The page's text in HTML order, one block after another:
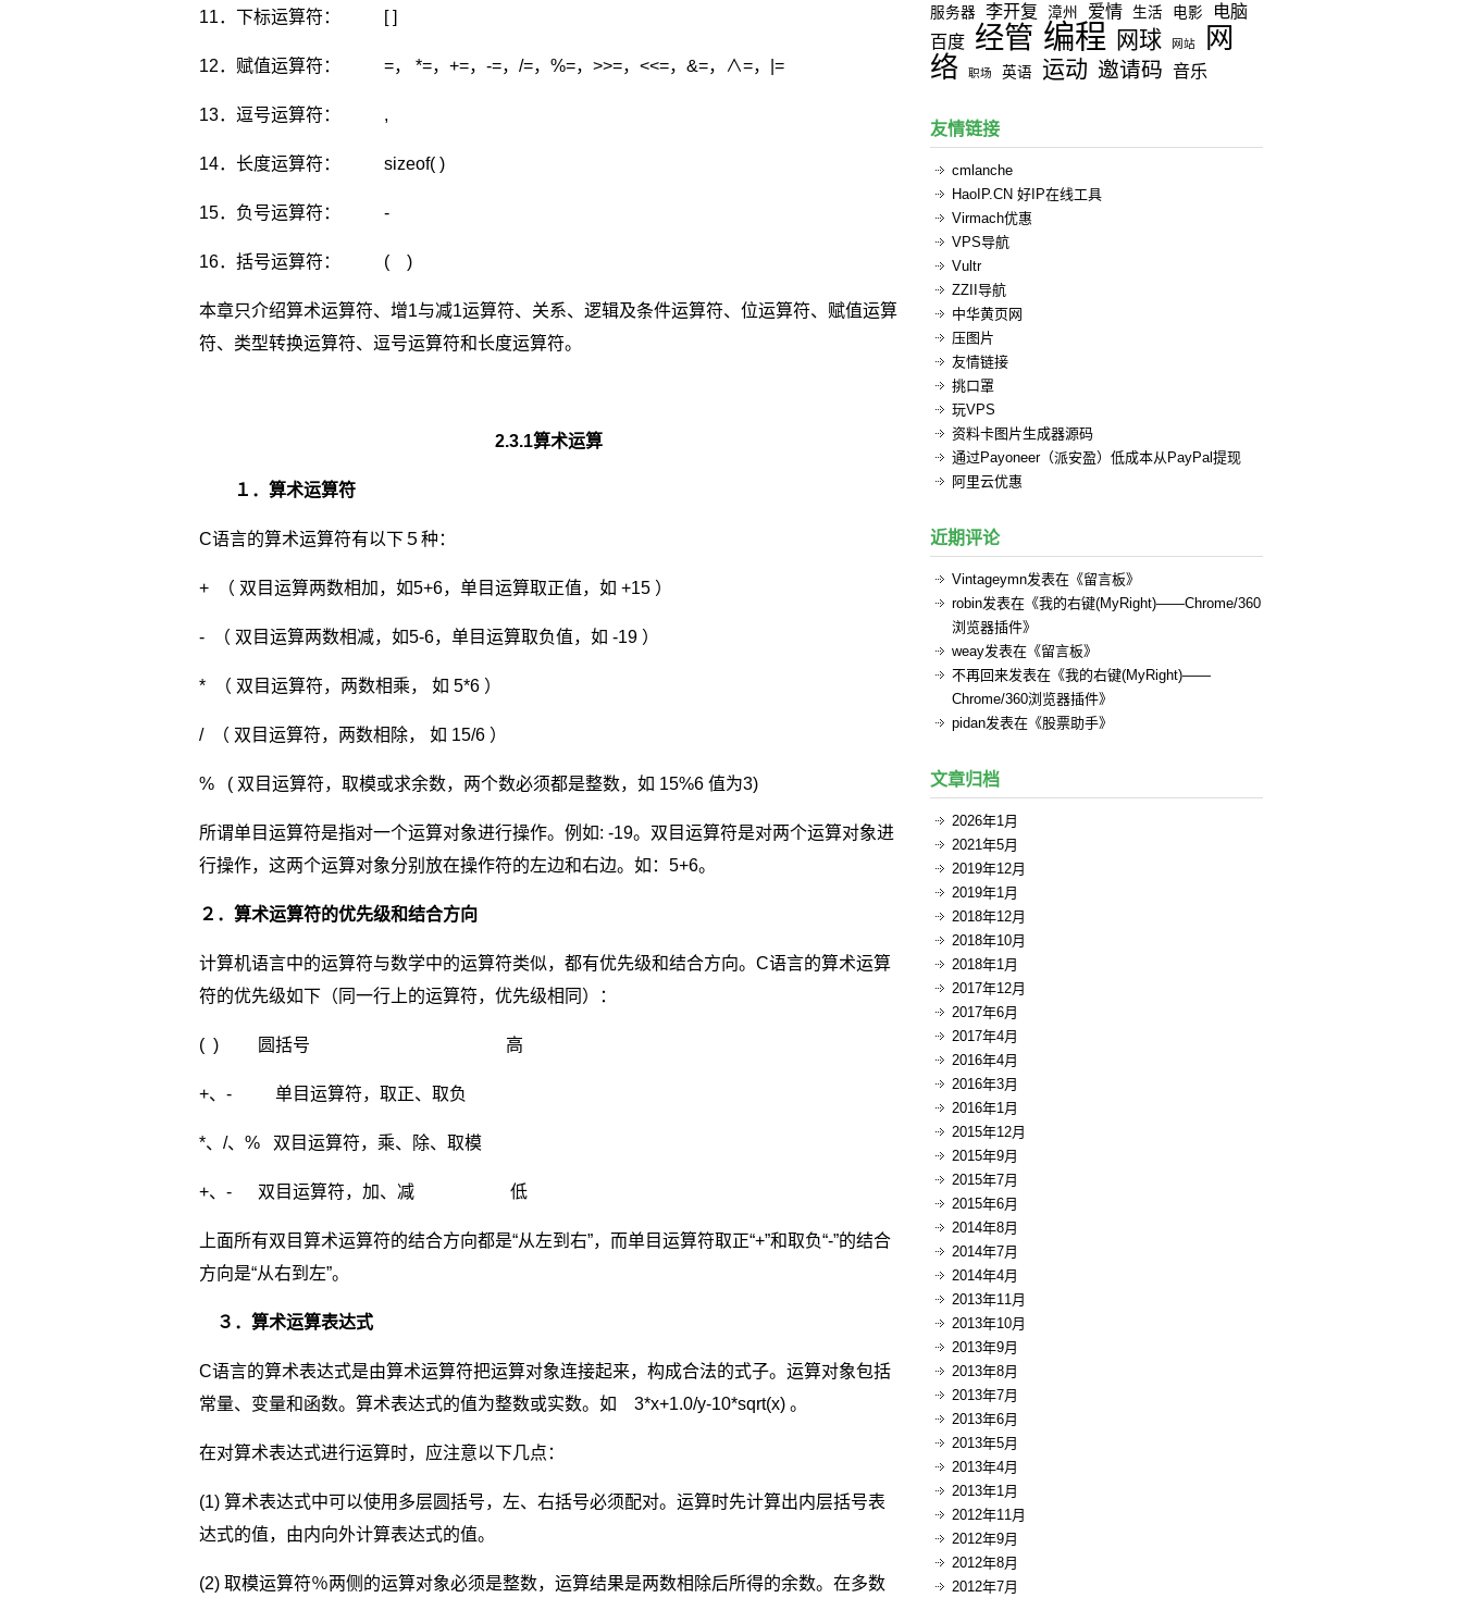
11．下标运算符： [ ]
12．赋值运算符： =， *=，+=，-=，/=，%=，>>=，<<=，&=，∧=，|=
13．逗号运算符： ,
14．长度运算符： sizeof( )
15．负号运算符： -
16．括号运算符： ( )
本章只介绍算术运算符、增1与减1运算符、关系、逻辑及条件运算符、位运算符、赋值运算
符、类型转换运算符、逗号运算符和长度运算符。
2.3.1算术运算
１．算术运算符
C语言的算术运算符有以下５种：
+ （ 双目运算两数相加，如5+6，单目运算取正值，如 +15 ）
- （ 双目运算两数相减，如5-6，单目运算取负值，如 -19 ）
* （ 双目运算符，两数相乘， 如 5*6 ）
/ （ 双目运算符，两数相除， 如 15/6 ）
% ( 双目运算符，取模或求余数，两个数必须都是整数，如 15%6 值为3)
所谓单目运算符是指对一个运算对象进行操作。例如: -19。双目运算符是对两个运算对象进
行操作，这两个运算对象分别放在操作符的左边和右边。如：5+6。
２．算术运算符的优先级和结合方向
计算机语言中的运算符与数学中的运算符类似，都有优先级和结合方向。C语言的算术运算
符的优先级如下（同一行上的运算符，优先级相同）：
( ) 圆括号 高
+、- 单目运算符，取正、取负
*、/、% 双目运算符，乘、除、取模
+、- 双目运算符，加、减 低
上面所有双目算术运算符的结合方向都是“从左到右”，而单目运算符取正“+”和取负“-”的结合
方向是“从右到左”。
３．算术运算表达式
C语言的算术表达式是由算术运算符把运算对象连接起来，构成合法的式子。运算对象包括
常量、变量和函数。算术表达式的值为整数或实数。如 3*x+1.0/y-10*sqrt(x) 。
在对算术表达式进行运算时，应注意以下几点：
(1) 算术表达式中可以使用多层圆括号，左、右括号必须配对。运算时先计算出内层括号表
达式的值，由内向外计算表达式的值。
(2) 取模运算符％两侧的运算对象必须是整数，运算结果是两数相除后所得的余数。在多数
服务器 李开复 漳州 爱情 生活 电影
电脑
百度 经管 编程 网球 网站
网
络
职场 英语 运动 邀请码 音乐
友情链接
cmlanche
HaoIP.CN 好IP在线工具
Virmach优惠
VPS导航
Vultr
ZZII导航
中华黄页网
压图片
友情链接
挑口罩
玩VPS
资料卡图片生成器源码
通过Payoneer（派安盈）低成本从PayPal提现
阿里云优惠
近期评论
Vintageymn发表在《留言板》
robin发表在《我的右键(MyRight)——Chrome/360
浏览器插件》
weay发表在《留言板》
不再回来发表在《我的右键(MyRight)——
Chrome/360浏览器插件》
pidan发表在《股票助手》
文章归档
2026年1月
2021年5月
2019年12月
2019年1月
2018年12月
2018年10月
2018年1月
2017年12月
2017年6月
2017年4月
2016年4月
2016年3月
2016年1月
2015年12月
2015年9月
2015年7月
2015年6月
2014年8月
2014年7月
2014年4月
2013年11月
2013年10月
2013年9月
2013年8月
2013年7月
2013年6月
2013年5月
2013年4月
2013年1月
2012年11月
2012年9月
2012年8月
2012年7月